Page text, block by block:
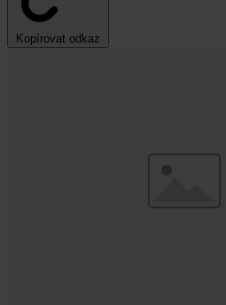
Kopírovat odkaz